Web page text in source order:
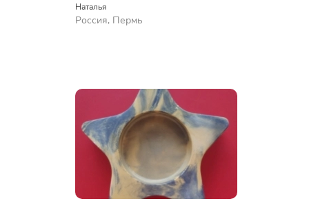
Наталья
Россия, Пермь